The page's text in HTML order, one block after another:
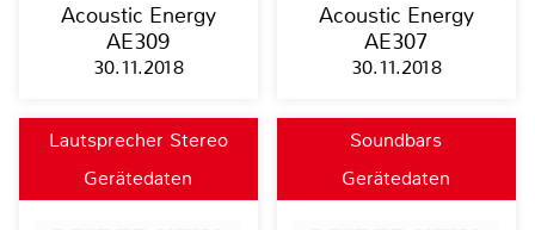
Acoustic Energy
AE309
30.11.2018
Acoustic Energy
AE307
30.11.2018
Lautsprecher Stereo
Gerätedaten
Soundbars
Gerätedaten